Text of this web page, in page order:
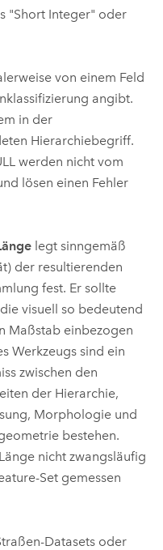
"Short Integer" oder
von einem Feld
angibt.
in der
Hierarchiebegriff.
werden nicht vom
lösen einen Fehler
legt sinngemäß
der resultierenden
fest. Er sollte
visuell so bedeutend
Maßstab einbezogen
Werkzeugs sind ein
zwischen den
der Hierarchie,
Morphologie und
bestehen.
nicht zwangsläufig
Set gemessen
Datasets oder